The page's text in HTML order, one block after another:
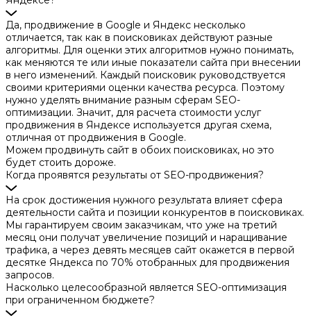
Да, продвижение в Google и Яндекс несколько
отличается, так как в поисковиках действуют разные
алгоритмы. Для оценки этих алгоритмов нужно понимать,
как меняются те или иные показатели сайта при внесении
в него изменений. Каждый поисковик руководствуется
своими критериями оценки качества ресурса. Поэтому
нужно уделять внимание разным сферам SEO-
оптимизации. Значит, для расчета стоимости услуг
продвижения в Яндексе используется другая схема,
отличная от продвижения в Google.
Можем продвинуть сайт в обоих поисковиках, но это
будет стоить дороже.
Когда проявятся результаты от SEO-продвижения?
На срок достижения нужного результата влияет сфера
деятельности сайта и позиции конкурентов в поисковиках.
Мы гарантируем своим заказчикам, что уже на третий
месяц они получат увеличение позиций и наращивание
трафика, а через девять месяцев сайт окажется в первой
десятке Яндекса по 70% отобранных для продвижения
запросов.
Насколько целесообразной является SEO-оптимизация
при ограниченном бюджете?